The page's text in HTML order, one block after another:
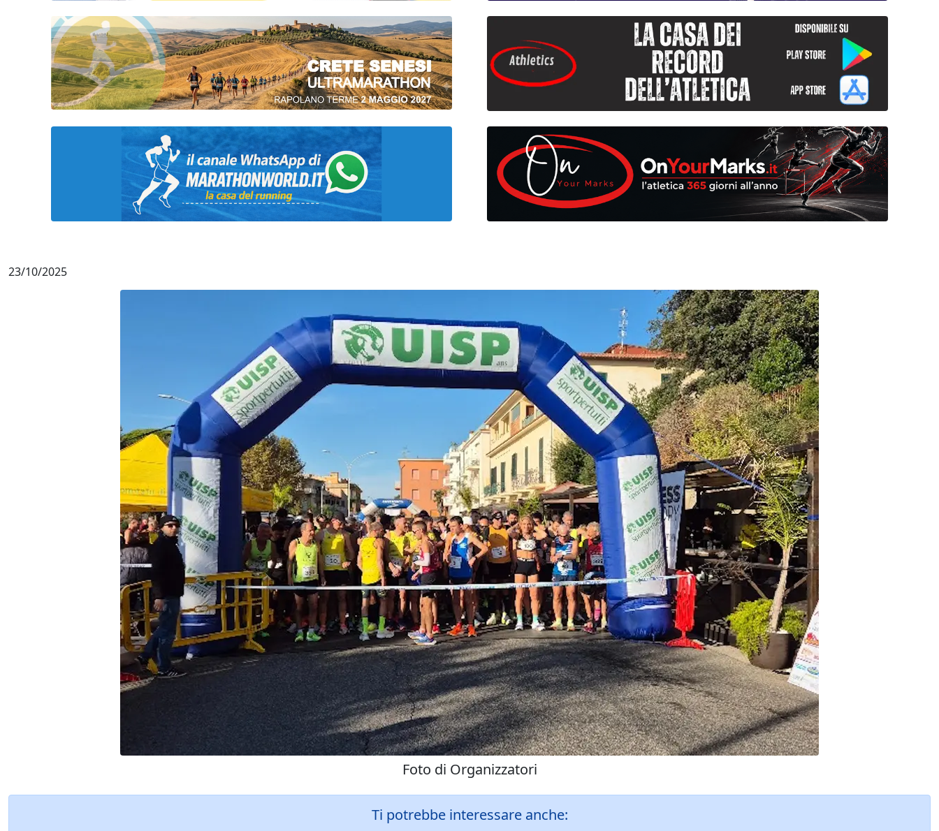
23/10/2025
Foto di Organizzatori
Ti potrebbe interessare anche: